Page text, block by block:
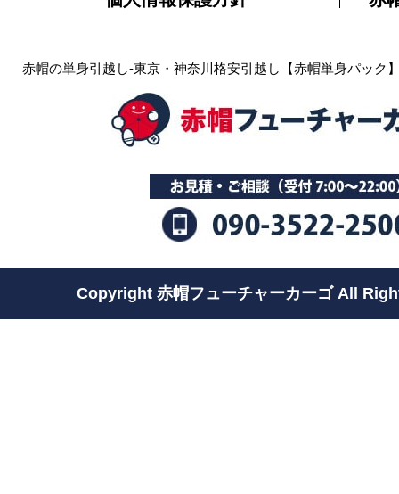
赤帽の単身引越し-東京・神奈川格安引越し【赤帽単身パック
Copyright 赤帽フューチャーカーゴ All